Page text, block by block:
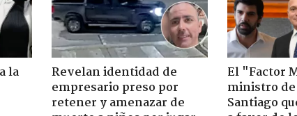
la
Revelan identidad de
empresario preso por
retener y amenazar de
El "Factor
ministro
Santiago